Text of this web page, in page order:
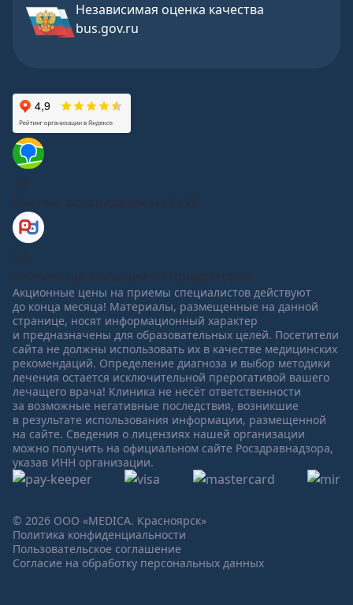
Независимая оценка качества
bus.gov.ru
4,8
Рейтинг организации на 2 ГИС
5,0
Рейтинг организации на Продокторов
Акционные цены на приемы специалистов действуют
до конца месяца! Материалы, размещенные на данной
странице, носят информационный характер
и предназначены для образовательных целей. Посетители
сайта не должны использовать их в качестве медицинских
рекомендаций. Определение диагноза и выбор методики
лечения остается исключительной прерогативой вашего
лечащего врача! Клиника не несёт ответственности
за возможные негативные последствия, возникшие
в результате использования информации, размещенной
на сайте. Сведения о лицензиях нашей организации
можно получить на официальном сайте Росздравнадзора,
указав ИНН организации.
© 2026 ООО «MEDICA. Красноярск»
Политика конфиденциальности
Пользовательское соглашение
Согласие на обработку персональных данных